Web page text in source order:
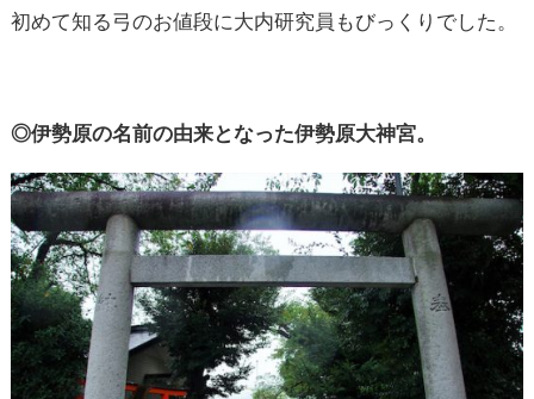
初めて知る弓のお値段に大内研究員もびっくりでした。
◎伊勢原の名前の由来となった伊勢原大神宮。